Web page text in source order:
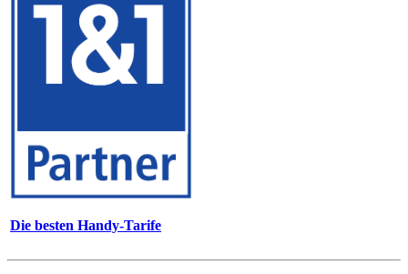
Die besten Handy-Tarife